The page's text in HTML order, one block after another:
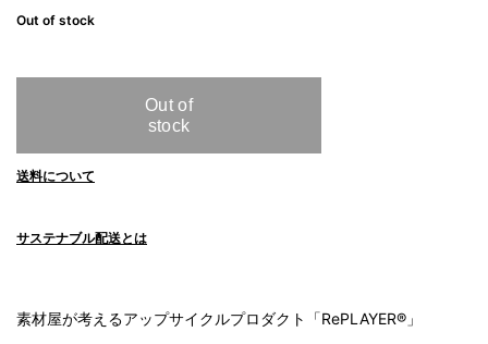
¥
Out of stock
(税込、送料別)
送料について
サステナブル配送とは
素材屋が考えるアップサイクルプロダクト「RePLAYER®️」